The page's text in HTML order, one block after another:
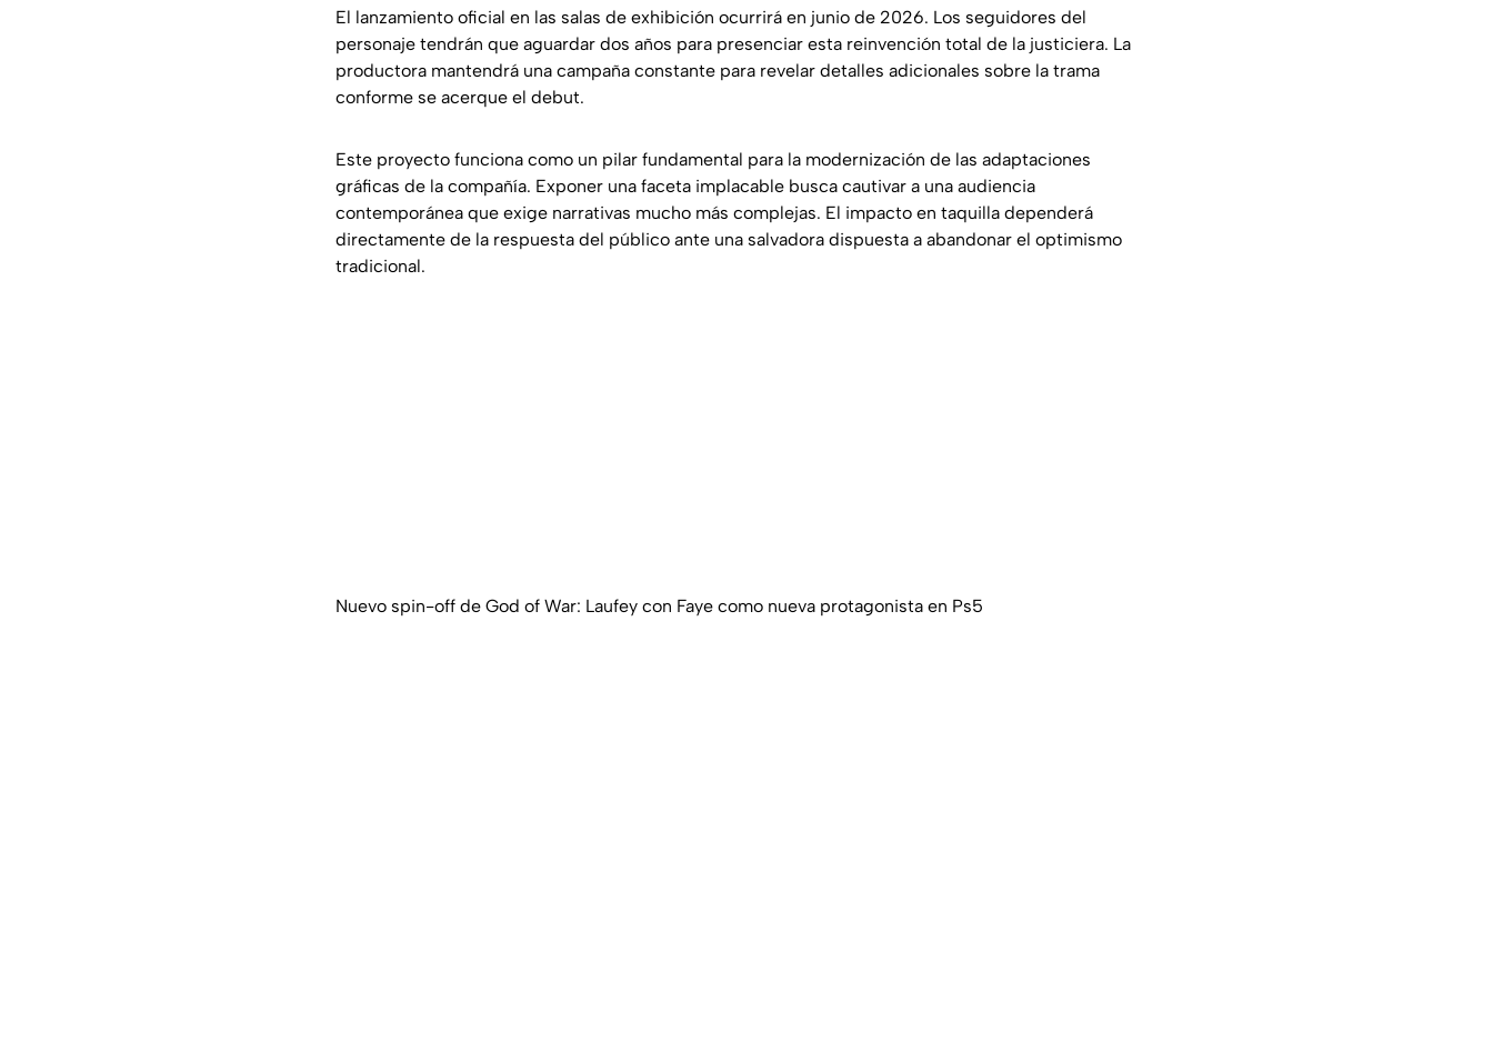
El lanzamiento oficial en las salas de exhibición ocurrirá en junio de 2026. Los seguidores del
personaje tendrán que aguardar dos años para presenciar esta reinvención total de la justiciera. La
productora mantendrá una campaña constante para revelar detalles adicionales sobre la trama
conforme se acerque el debut.
Este proyecto funciona como un pilar fundamental para la modernización de las adaptaciones
gráficas de la compañía. Exponer una faceta implacable busca cautivar a una audiencia
contemporánea que exige narrativas mucho más complejas. El impacto en taquilla dependerá
directamente de la respuesta del público ante una salvadora dispuesta a abandonar el optimismo
tradicional.
Nuevo spin-off de God of War: Laufey con Faye como nueva protagonista en Ps5